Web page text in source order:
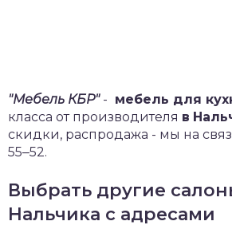
"Мебель КБР"- мебель для
класса от производителя в
скидки, распродажа - мы на
55‒52.
Выбрать другие
Нальчика с адресами